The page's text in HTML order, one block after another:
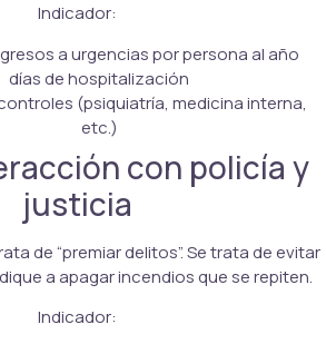
Indicador:
a urgencias por persona al año
días de hospitalización
(psiquiatría, medicina interna,
etc.)
con policía y
justicia
de “premiar delitos”. Se trata de evitar
a apagar incendios que se repiten.
Indicador: